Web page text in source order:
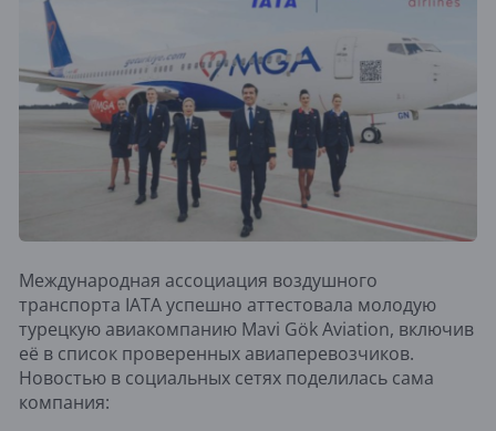
Международная ассоциация воздушного
транспорта IATA успешно аттестовала молодую
турецкую авиакомпанию Mavi Gök Aviation, включив
её в список проверенных авиаперевозчиков.
Новостью в социальных сетях поделилась сама
компания: